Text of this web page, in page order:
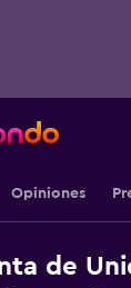
Opiniones
de